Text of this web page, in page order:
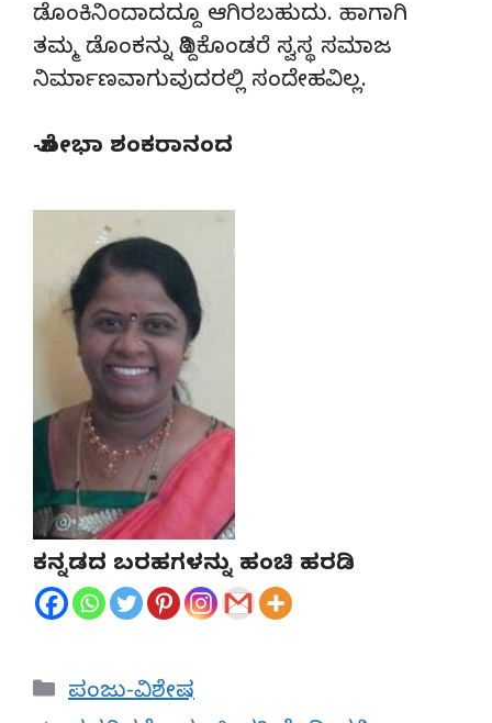
ಡೊಂಕಿನಿಂದಾದದ್ದೂ ಆಗಿರಬಹುದು. ಹಾಗಾಗಿ
ತಮ್ಮ ಡೊಂಕನ್ನು ತಿದ್ದಿಕೊಂಡರೆ ಸ್ವಸ್ಥ ಸಮಾಜ
ನಿರ್ಮಾಣವಾಗುವುದರಲ್ಲಿ ಸಂದೇಹವಿಲ್ಲ.
-ಶೋಭಾ ಶಂಕರಾನಂದ
ಕನ್ನಡದ ಬರಹಗಳನ್ನು ಹಂಚಿ ಹರಡಿ
Categories
ಪಂಜು-ವಿಶೇಷ